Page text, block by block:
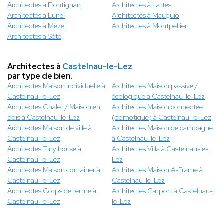
Architectes à Frontignan
Architectes à Lattes
Architectes à Lunel
Architectes à Mauguio
Architectes à Mèze
Architectes à Montpellier
Architectes à Sète
Architectes à Castelnau-le-Lez
par type de bien.
Architectes Maison individuelle à
Castelnau-le-Lez
Architectes Maison passive /
écologique à Castelnau-le-Lez
Architectes Chalet / Maison en
bois à Castelnau-le-Lez
Architectes Maison connectée
(domotique) à Castelnau-le-Lez
Architectes Maison de ville à
Castelnau-le-Lez
Architectes Maison de campagne
à Castelnau-le-Lez
Architectes Tiny house à
Castelnau-le-Lez
Architectes Villa à Castelnau-le-
Lez
Architectes Maison container à
Castelnau-le-Lez
Architectes Maison A-Frame à
Castelnau-le-Lez
Architectes Corps de ferme à
Castelnau-le-Lez
Architectes Carport à Castelnau-
le-Lez